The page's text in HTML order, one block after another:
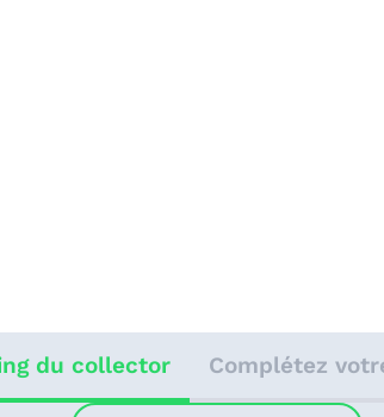
du collector Complétez